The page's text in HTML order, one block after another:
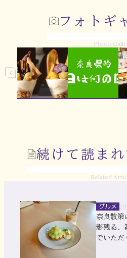
フォトギ
Photo
続けて読ま
Related
グルメ
奈良散策
影残る、
でいただ